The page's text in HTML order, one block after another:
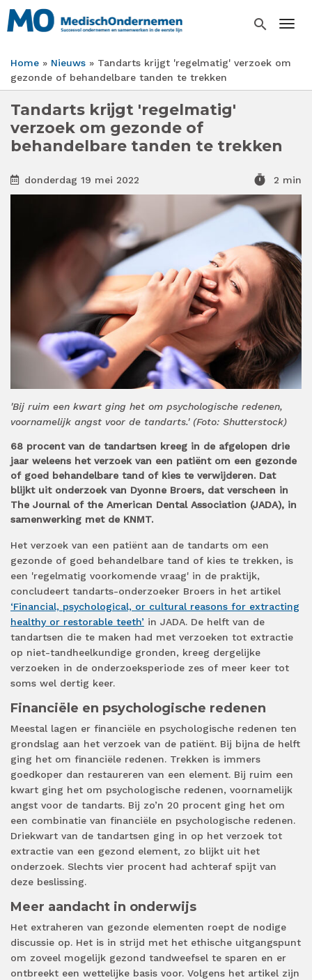
Overslaan
en
inhoud
gaan
search
Kruimelpad
Home Nieuws
Tandarts krijgt 'regelmatig' verzoek om
gezonde of behandelbare tanden te trekken
Tandarts krijgt 'regelmatig'
verzoek om gezonde of
behandelbare tanden te trekken
donderdag 19 mei 2022 timer 2 min
'Bij ruim een kwart ging het om psychologische redenen,
voornamelijk angst voor de tandarts.' (Foto: Shutterstock)
68 procent van de tandartsen kreeg in de afgelopen drie
jaar weleens het verzoek van een patiënt om een gezonde
of goed behandelbare tand of kies te verwijderen. Dat
blijkt uit onderzoek van Dyonne Broers, dat verscheen in
The Journal of the American Dental Association (JADA), in
samenwerking met de KNMT.
Het verzoek van een patiënt aan de tandarts om een
gezonde of goed behandelbare tand of kies te trekken, is
een 'regelmatig voorkomende vraag' in de praktijk,
concludeert tandarts-onderzoeker Broers in het artikel
‘Financial, psychological, or cultural reasons for extracting
healthy or restorable teeth’ in JADA. De helft van de
tandartsen die te maken had met verzoeken tot extractie
op niet-tandheelkundige gronden, kreeg dergelijke
verzoeken in de onderzoeksperiode zes of meer keer tot
soms wel dertig keer.
Financiële en psychologische redenen
Meestal lagen er financiële en psychologische redenen ten
grondslag aan het verzoek van de patiënt. Bij bijna de helft
ging het om financiële redenen. Trekken is immers
goedkoper dan restaureren van een element. Bij ruim een
kwart ging het om psychologische redenen, voornamelijk
angst voor de tandarts. Bij zo’n 20 procent ging het om
een combinatie van financiële en psychologische redenen.
Driekwart van de tandartsen ging in op het verzoek tot
extractie van een gezond element, zo blijkt uit het
onderzoek. Slechts vier procent had achteraf spijt van
deze beslissing.
Meer aandacht in onderwijs
Het extraheren van gezonde elementen roept de nodige
discussie op. Het is in strijd met het ethische uitgangspunt
om zoveel mogelijk gezond tandweefsel te sparen en er
ontbreekt een wettelijke basis voor. Volgens het artikel zijn